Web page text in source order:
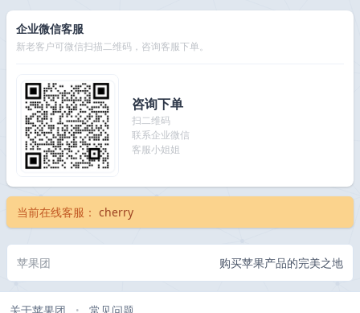
企业微信客服
新老客户可微信扫描二维码，咨询客服下单。
咨询下单
扫二维码
联系企业微信
客服小姐姐
当前在线客服： cherry
苹果团 购买苹果产品的完美之地
•